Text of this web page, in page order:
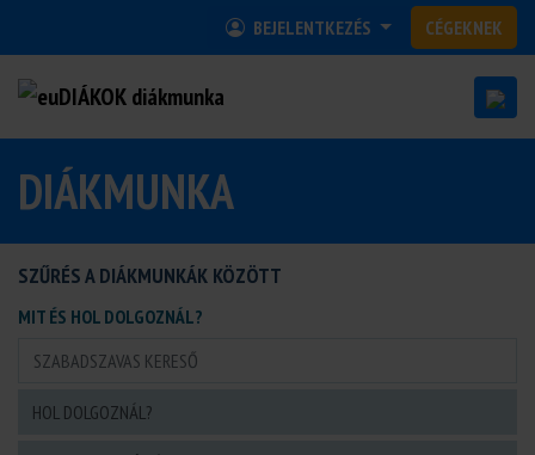
BEJELENTKEZÉS CÉGEKNEK
DIÁKMUNKA
SZŰRÉS A DIÁKMUNKÁK KÖZÖTT
MIT ÉS HOL DOLGOZNÁL?